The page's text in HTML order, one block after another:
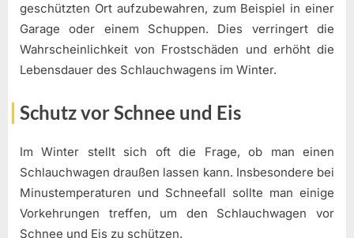
geschützten Ort aufzubewahren, zum Beispiel in einer
Garage oder einem Schuppen. Dies verringert die
Wahrscheinlichkeit von Frostschäden und erhöht die
Lebensdauer des Schlauchwagens im Winter.
Schutz vor Schnee und Eis
Im Winter stellt sich oft die Frage, ob man einen
Schlauchwagen draußen lassen kann. Insbesondere bei
Minustemperaturen und Schneefall sollte man einige
Vorkehrungen treffen, um den Schlauchwagen vor
Schnee und Eis zu schützen.